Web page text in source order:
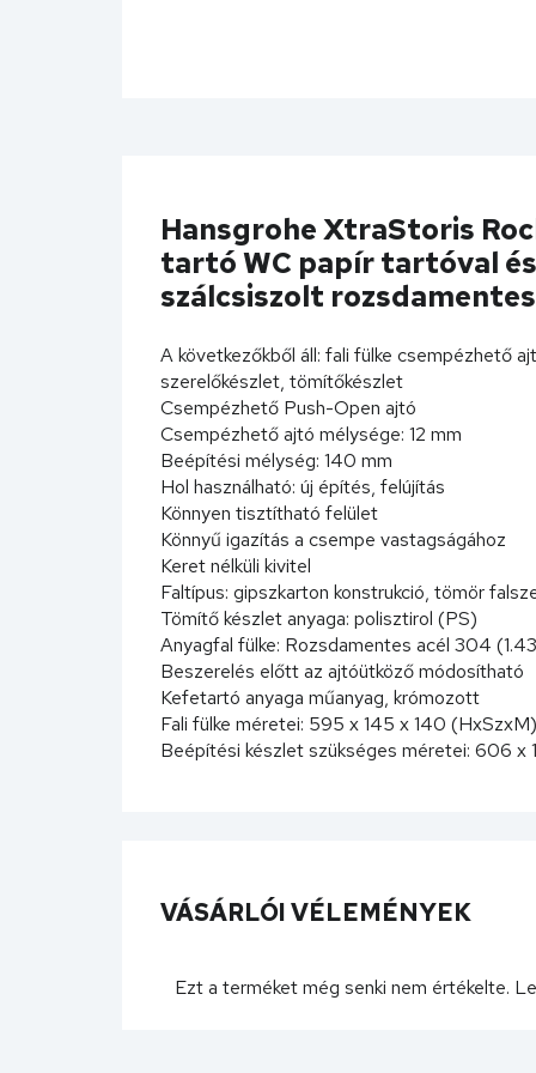
Hansgrohe XtraStoris
tartó WC papír tartóval
szálcsiszolt
A következőkből áll: fali fülke csempézhető
szerelőkészlet, tömítőkészlet
Csempézhető Push-Open ajtó
Csempézhető ajtó mélysége: 12 mm
Beépítési mélység: 140 mm
Hol használható: új építés, felújítás
Könnyen tisztítható felület
Könnyű igazítás a csempe vastagságához
Keret nélküli kivitel
Faltípus: gipszkarton konstrukció, tömör
Tömítő készlet anyaga: polisztirol (PS)
Anyagfal fülke: Rozsdamentes acél 304
Beszerelés előtt az ajtóütköző módosítható
Kefetartó anyaga műanyag, krómozott
Fali fülke méretei: 595 x 145 x 140 (HxSzxM)
Beépítési készlet szükséges méretei: 606 x
VÁSÁRLÓI VÉLEMÉNYEK
Ezt a terméket még senki nem értékelte.